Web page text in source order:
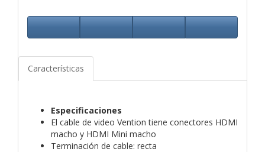
Características
Especificaciones
El cable de video Vention tiene conectores HDMI
macho y HDMI Mini macho
Terminación de cable: recta